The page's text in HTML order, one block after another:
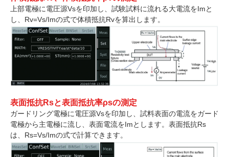
上部電極に電圧源Vsを印加し、試験試料に流れる大電流をImと
し、Rv=Vs/Imの式で体積抵抗Rvを算出します。
表面抵抗Rsと表面抵抗率ρsの測定
ガードリング電極に電圧源Vsを印加し、試料表面の電流をガード
電極から主電極に流し、表面電流をImとします。表面抵抗Rs
は、Rs=Vs/Imの式で計算できます。